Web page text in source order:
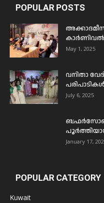
POPULAR POSTS
കാർണിവൽ
May 1, 2025
വനിതാ
July 6, 2025
January 17,
POPULAR CATEGORY
Kuwait